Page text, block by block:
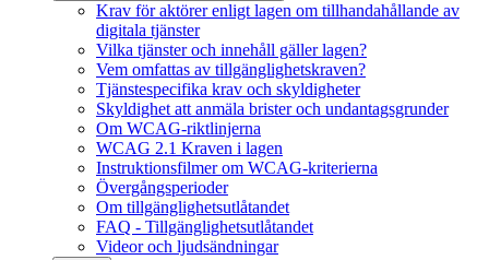
Krav för aktörer enligt lagen om tillhandahållande av
digitala tjänster
Vilka tjänster och innehåll gäller lagen?
Vem omfattas av tillgänglighetskraven?
Tjänstespecifika krav och skyldigheter
Skyldighet att anmäla brister och undantagsgrunder
Om WCAG-riktlinjerna
WCAG 2.1 Kraven i lagen
Instruktionsfilmer om WCAG-kriterierna
Övergångsperioder
Om tillgänglighetsutlåtandet
FAQ - Tillgänglighetsutlåtandet
Videor och ljudsändningar